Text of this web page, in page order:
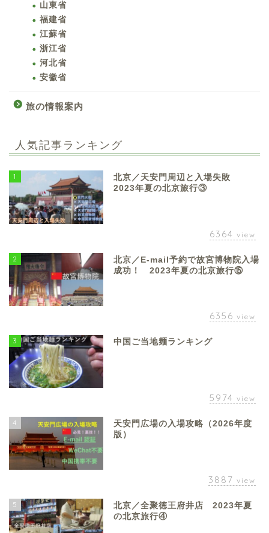
山東省
福建省
江蘇省
浙江省
河北省
安徽省
旅の情報案内
人気記事ランキング
1
北京／天安門周辺と入場失敗
2023年夏の北京旅行③
6364 view
2
北京／E-mail予約で故宮博物院入場
成功！ 2023年夏の北京旅行⑮
6356 view
3 中国ご当地麺ランキング
5974 view
4
天安門広場の入場攻略（2026年度
版）
3887 view
5
北京／全聚徳王府井店 2023年夏
の北京旅行④